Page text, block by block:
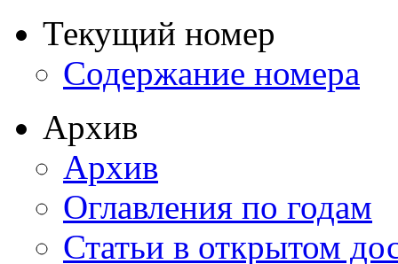
Текущий номер
Содержание номера
Архив
Архив
Оглавления по годам
Статьи в открытом